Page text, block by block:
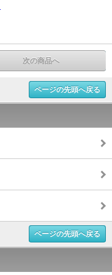
次の商品へ
ページの先頭へ戻る
ページの先頭へ戻る